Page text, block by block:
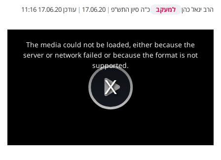
הרב יגאל כהן למעקב כ"ה סיון התש"פ |
17.06.20
| עודכן17.06.20 11:16
Play
This
The media could not be loaded, either because the
server or network failed or because the format is not
supported.